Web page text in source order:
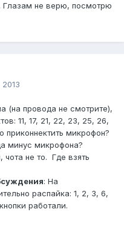
Глазам не верю, посмотрю
(на провода не смотрите),
11, 17, 21, 22, 23, 25, 26,
приконнектить микрофон?
минус микрофона?
не то. Где взять
: На
распайка: 1, 2, 3, 6,
работали.